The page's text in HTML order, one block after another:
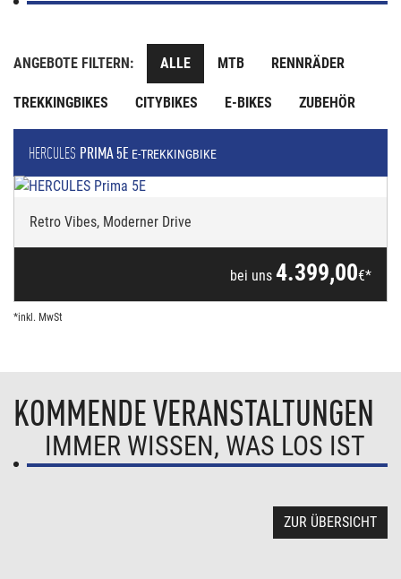
ANGEBOTE FILTERN: ALLE MTB RENNRÄDER
TREKKINGBIKES CITYBIKES E-BIKES ZUBEHÖR
HERCULES PRIMA 5E E-TREKKINGBIKE
Retro Vibes, Moderner Drive
bei uns 4.399,00€*
*inkl. MwSt
KOMMENDE VERANSTALTUNGEN
IMMER WISSEN, WAS LOS IST
ZUR ÜBERSICHT